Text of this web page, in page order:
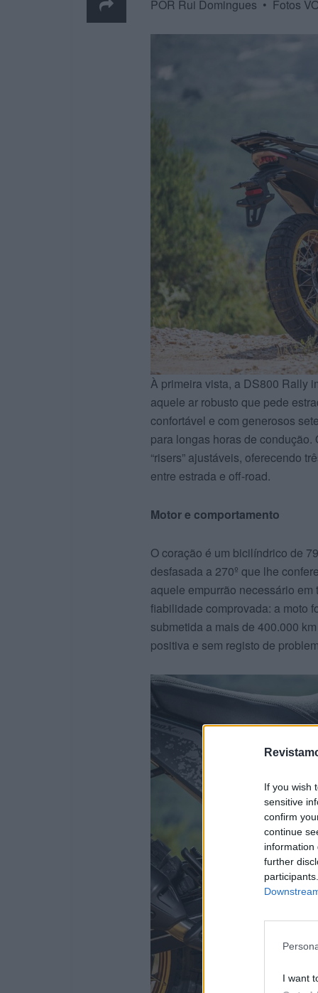
If you wish
sensitive
confirm
continue
information
further
I want
POR Rui Domingues • Fotos
À primeira vista, a DS800 Rally
aquele ar robusto que pede
confortável e com generosos
para longas horas de
“risers” ajustáveis, oferecendo
entre estrada e off-road.
Motor e comportamento
O coração é um bicilíndrico de
desfasada a 270º que lhe
aquele empurrão necessário
fiabilidade comprovada: a moto
submetida a mais de 400.000
positiva e sem registo de